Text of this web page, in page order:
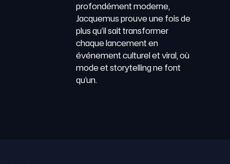
profondément moderne,
Jacquemus prouve une fois de
plus qu’il sait transformer
chaque lancement en
événement culturel et viral, où
mode et storytelling ne font
qu’un.